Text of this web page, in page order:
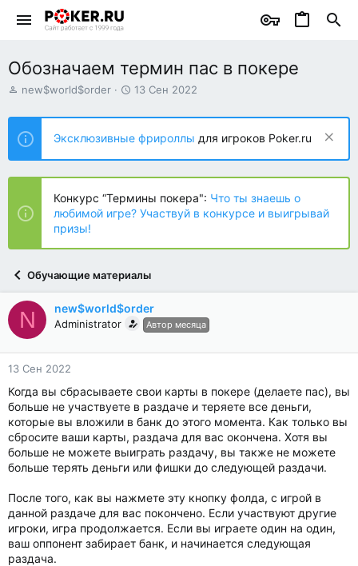
Обозначаем термин пас в покере
А
т
о
р
т
е
ы
new$world$order
Д
т
н
а
ч
л
а
13 Сен 2022
Эксклюзивные фрироллы для игроков Poker.ru
Конкурс “Термины покера": Что ты знаешь о
любимой игре? Участвуй в конкурсе и выигрывай
призы!
Обучающие материалы
N new$world$order
Administrator Автор месяца
13 Сен 2022
Когда вы сбрасываете свои карты в покере (делаете пас), вы
больше не участвуете в раздаче и теряете все деньги,
которые вы вложили в банк до этого момента. Как только вы
сбросите ваши карты, раздача для вас окончена. Хотя вы
больше не можете выиграть раздачу, вы также не можете
больше терять деньги или фишки до следующей раздачи.
После того, как вы нажмете эту кнопку фолда, с игрой в
данной раздаче для вас покончено. Если участвуют другие
игроки, игра продолжается. Если вы играете один на один,
ваш оппонент забирает банк, и начинается следующая
раздача.